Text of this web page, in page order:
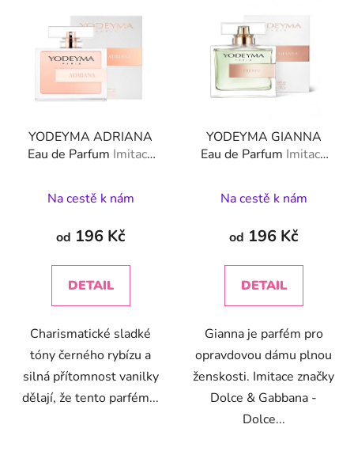
YODEYMA ADRIANA
Eau de Parfum Imitace
Sí Rose Signature
Na cestě k nám
od 196 Kč
DETAIL
Charismatické sladké
tóny černého rybízu a
silná přítomnost vanilky
dělají, že tento parfém...
YODEYMA GIANNA
Eau de Parfum Imitace
- Dolce
Na cestě k nám
od 196 Kč
DETAIL
Gianna je parfém pro
opravdovou dámu plnou
ženskosti. Imitace značky
Dolce & Gabbana -
Dolce...